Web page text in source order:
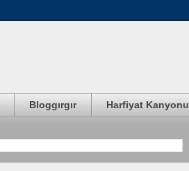
Bloggırgır Harfiyat Kanyonu